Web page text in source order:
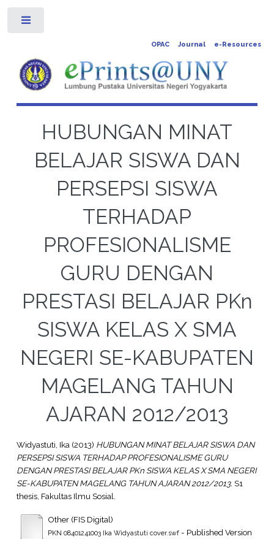
OPAC Journal e-Resources
HUBUNGAN MINAT
BELAJAR SISWA DAN
PERSEPSI SISWA
TERHADAP
PROFESIONALISME
GURU DENGAN
PRESTASI BELAJAR PKn
SISWA KELAS X SMA
NEGERI SE-KABUPATEN
MAGELANG TAHUN
AJARAN 2012/2013
Widyastuti, Ika(2013) HUBUNGAN MINAT BELAJAR SISWA DAN
PERSEPSI SISWA TERHADAP PROFESIONALISME GURU
DENGAN PRESTASI BELAJAR PKn SISWA KELAS X SMA NEGERI
SE-KABUPATEN MAGELANG TAHUN AJARAN 2012/2013. S1
thesis, Fakultas Ilmu Sosial.
Other (FIS Digital)
PKN 08401241003 Ika Widyastuti cover.swf- Published Version